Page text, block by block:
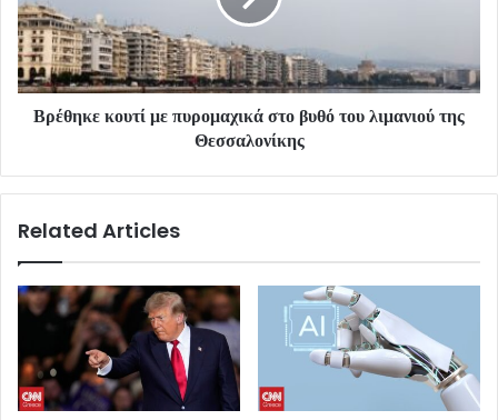
Βρέθηκε κουτί με πυρομαχικά στο βυθό του λιμανιού της
Θεσσαλονίκης
Related Articles